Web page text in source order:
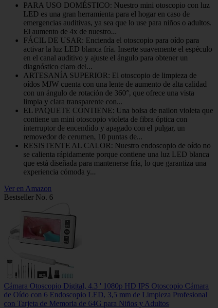
PARA USO DOMÉSTICO: Nuestro mini otoscopio con luz
LED es una gran herramienta para el hogar en caso de
emergencias auditivas, ya sea que lo use para niños o adultos.
El aumento de 4x de nuestro...
FÁCIL DE USAR: Encienda el otoscopio para oído para
activar la luz LED blanca fría. Inserte suavemente el espéculo
en el canal auditivo y ajuste el ángulo para obtener un
diagnóstico claro del...
ARTESANÍA SUPERIOR: El otoscopio de limpieza de
oídos MJW cuenta con una lente de aumento de alta calidad
con un ángulo de rotación de 360°, que ofrece una vista
limpia y clara transparente con...
EL PAQUETE CONTIENE: Una bolsa de nailon violeta que
contiene un mini otoscopio violeta de fibra óptica con
interruptor de encendido y apagado con el pulgar, un
removedor de cerumen, 10 puntas de...
RESISTENTE AL CALOR: Nuestro endoscopio de oído no
se calienta rápidamente porque contiene una luz LED blanca
que está diseñada para mantenerse fría, lo que garantiza una
experiencia cómoda y...
Ver en Amazon
Bestseller No. 6
Cámara Otoscopio Digital, 4.3 ' 1080p HD IPS Otoscopio Cámara
de Oído con 6 Endoscopio LED, 3,5 mm de Limpieza Profesional
con Tarjeta de Memoria de 64G para Niños y Adultos